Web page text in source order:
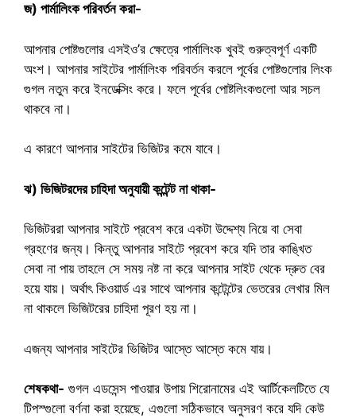
জ) পার্মালিংক পরিবর্তন করা-
আপনার পোষ্টগুলোর এসইও’র ক্ষেত্রে পার্মালিংক খুবই গুরুত্বপূর্ণ একটি
অংশ। আপনার সাইটের পার্মালিংক পরিবর্তন করলে পূর্বের পোষ্টগুলোর লিংক
গুগল নতুন করে ইনডেক্সিং করে। ফলে পূর্বের পোষ্টলিংকগুলো আর সচল
থাকবে না।
এ কারণে আপনার সাইটের ভিজিটর কমে যাবে।
ঝ) ভিজিটরদের চাহিদা অনুযায়ী কন্টেন্ট না থাকা-
ভিজিটররা আপনার সাইটে প্রবেশ করে একটা উদ্দেশ্য নিয়ে বা সেবা
গ্রহণের জন্য। কিন্তু আপনার সাইটে প্রবেশ করে যদি তার কাঙ্খিত
সেবা না পায় তাহলে সে সময় নষ্ট না করে আপনার সাইট থেকে দ্রুত বের
হয়ে যায়। অর্থাৎ কিওয়ার্ড এর সাথে আপনার কন্টেন্টের ভেতরের লেখার মিল
না থাকলে ভিজিটরের চাহিদা পূরণ হয় না।
এজন্য আপনার সাইটের ভিজিটর আস্তে আস্তে কমে যায়।
শেষকথা- গুগল এডসেন্স পাওয়ার উপায় শিরোনামের এই আর্টিকেলটিতে যে
টিপস্গুলো বর্ণনা করা হয়েছে, এগুলো সঠিকভাবে অনুসরণ করে যদি কেউ